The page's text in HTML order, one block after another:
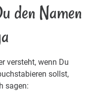
den Namen
versteht, wenn Du
sollst,
sagen: